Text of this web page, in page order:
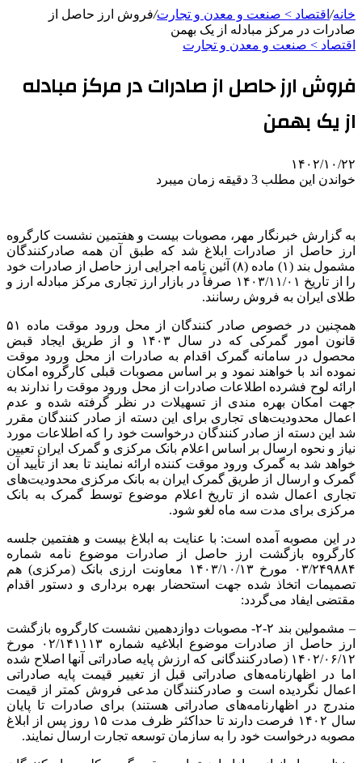
خانه/ اقتصاد > صنعت و معدن و تجارت/فروش ارز حاصل از
صادرات در مرکز مبادله از یک بهمن
اقتصاد > صنعت و معدن و تجارت
فروش ارز حاصل از صادرات در مرکز مبادله
از یک بهمن
۱۴۰۲/۱۰/۲۲
خواندن این مطلب 3 دقیقه زمان میبرد
به گزارش خبرنگار مهر، مصوبات بیست و هفتمین نشست کارگروه
ارز حاصل از صادرات ابلاغ شد که طبق آن همه صادرکنندگان
مشمول بند (۱) ماده (۸) آئین نامه اجرایی ارز حاصل از صادرات خود
را از تاریخ ۱۴۰۳/۱۱/۰۱ صرفاً در بازار ارز تجاری مرکز مبادله ارز و
طلای ایران به فروش رسانند.
همچنین در خصوص صادر کنندگان از محل ورود موقت ماده ۵۱
قانون امور گمرکی که در سال ۱۴۰۳ و از طریق ایجاد قبض
محصول در سامانه گمرک اقدام به صادرات از محل ورود موقت
نموده
اند با خواهند نمود و بر اساس مصوبات قبلی کارگروه امکان
ارائه لوح فشرده اطلاعات صادرات از محل ورود موقت را ندارند به
جهت امکان بهره مندی از تسهیلات در نظر گرفته شده و عدم
اعمال محدودیت‌های تجاری برای این دسته از صادر کنندگان مقرر
شد این دسته از صادر کنندگان درخواست خود را که اطلاعات مورد
نیاز و نحوه ارسال بر اساس اعلام بانک مرکزی و گمرک ایران تعیین
خواهد شد به گمرک ورود موقت کننده ارائه نمایند تا بعد از تأیید آن
گمرک و ارسال از طریق گمرک ایران به بانک مرکزی محدودیت‌های
تجاری اعمال شده از تاریخ اعلام موضوع توسط گمرک به بانک
مرکزی برای مدت سه ماه لغو شود.
در این مصوبه آمده است: با عنایت به ابلاغ بیست و هفتمین جلسه
کارگروه بازگشت ارز حاصل از صادرات موضوع نامه شماره
۰۳/۲۴۹۸۸۴ مورخ ۱۴۰۳/۱۰/۱۳ معاونت ارزی بانک (مرکزی) هم
تصمیمات اتخاذ شده جهت استحضار بهره برداری و دستور اقدام
مقتضی ایفاد می‌گردد:
– مشمولین بند ۲-۲- مصوبات دوازدهمین نشست کارگروه بازگشت
ارز حاصل از صادرات موضوع ابلاغیه شماره ۰۲/۱۴۱۱۱۳ مورخ
۱۴۰۲/۰۶/۱۲ (صادرکنندگانی که ارزش پایه صادراتی آنها اصلاح شده
اما در اظهارنامه‌های صادراتی قبل از تغییر قیمت پایه صادراتی
اعمال نگردیده است و صادرکنندگان مدعی فروش کمتر از قیمت
مندرج در اظهارنامه‌های صادراتی هستند) برای صادرات تا پایان
سال ۱۴۰۲ فرصت دارند تا حداکثر ظرف مدت ۱۵ روز پس از ابلاغ
مصوبه درخواست خود را به سازمان توسعه تجارت ارسال نمایند.